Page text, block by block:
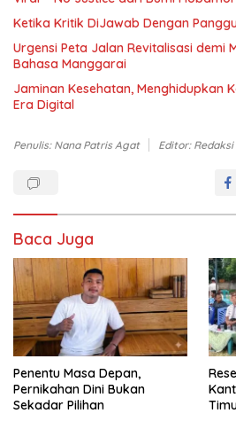
Ketika Kritik DiJawab Dengan
Urgensi Peta Jalan Revitalisasi demi
Bahasa Manggarai
Jaminan Kesehatan, Menghidupkan
Era Digital
Penulis: Nana Patris Agat Editor: Redaksi
Baca Juga
Penentu Masa Depan,
Pernikahan Dini Bukan
Sekadar Pilihan